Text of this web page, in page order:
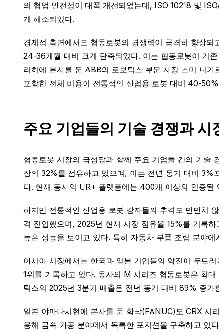
의 협업 안전성이 대폭 개선되었는데, ISO 10218 및
게 해소되었다.
경제적 측면에서도 협동로봇의 경쟁력이 급격히 향상
24-36개월 대비 크게 단축되었다. 이는 협동로봇이 기
리히에 본사를 둔 ABB의 로보틱스 부문 사장 스미 니
포함한 전체 비용이 전통적인 산업용 로봇 대비 40-
주요 기업들의 기술 경쟁과 시
협동로봇 시장의 급성장과 함께 주요 기업들 간의 기술
장의 32%를 점유하고 있으며, 이는 전년 동기 대비 3%
다. 현재 동사의 UR+ 플랫폼에는 400개 이상의 인증된
하지만 전통적인 산업용 로봇 강자들의 추격도 만만치
격 진입했으며, 2025년 현재 시장 점유율 15%를 기록
높은 성능을 보이고 있다. 특히 자동차 부품 조립 분야
아시아 시장에서는 한국과 일본 기업들의 약진이 두드
1위를 기록하고 있다. 동사의 M 시리즈 협동로봇은 최
틱스의 2025년 3분기 매출은 전년 동기 대비 89% 증
일본 야마나시현에 본사를 둔 화낙(FANUC)도 CRX 시
용해 금속 가공 분야에서 독특한 포지션을 구축하고 있